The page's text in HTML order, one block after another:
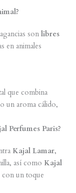
son libres
en animales
que combina
un aroma cálido,
Perfumes Paris?
Kajal Lamar,
así como Kajal
con un toque